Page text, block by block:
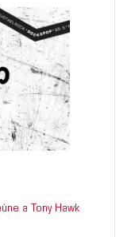
a Tony Hawk